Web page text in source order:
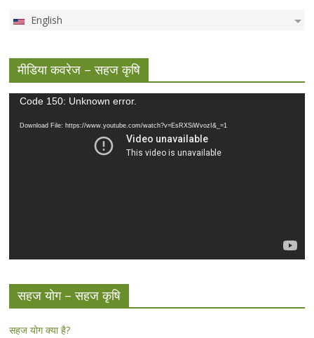
English
मीडिया कवरेज – सहज कृषि
Video
Code 150: Unknown error.
Download File: https://www.youtube.com/watch?v=EsRXSiWvozI&_=1
सहज योग – सहज कृषि
सहज योग क्या है?